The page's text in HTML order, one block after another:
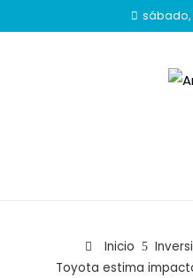
Inicio
Toyota estima